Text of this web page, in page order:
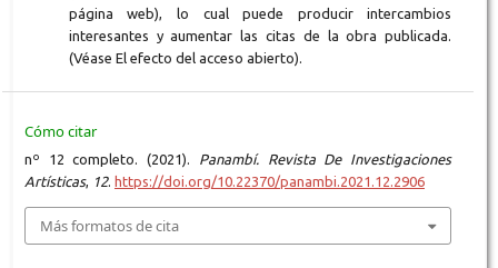
página web), lo cual puede producir intercambios
interesantes y aumentar las citas de la obra publicada.
(Véase El efecto del acceso abierto).
Cómo citar
nº 12 completo. (2021). Panambí. Revista De Investigaciones
Artísticas, 12. https://doi.org/10.22370/panambi.2021.12.2906
Más formatos de cita